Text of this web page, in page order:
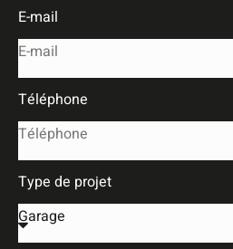
E-mail
Téléphone
Type de projet